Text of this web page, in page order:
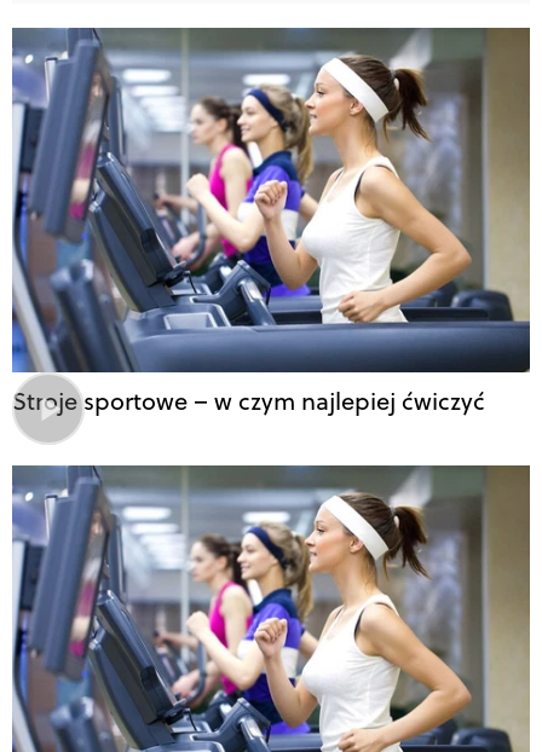
Stroje sportowe – w czym najlepiej ćwiczyć